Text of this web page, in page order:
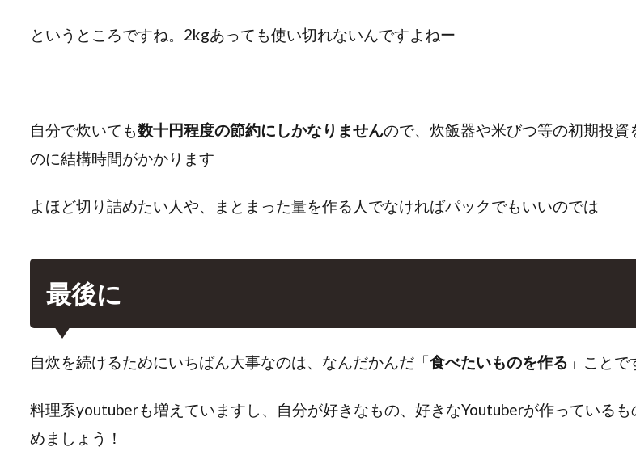
というところですね。2kgあっても使い切れないんですよねー
自分で炊いても数十円程度の節約にしかなりませんので、炊飯器や米びつ等の初期投資
のに結構時間がかかります
よほど切り詰めたい人や、まとまった量を作る人でなければパックでもいいのでは
最後に
自炊を続けるためにいちばん大事なのは、なんだかんだ「食べたいものを作る 」ことで
料理系youtuberも増えていますし、自分が好きなもの、好きなYoutuberが作っているも
めましょう！